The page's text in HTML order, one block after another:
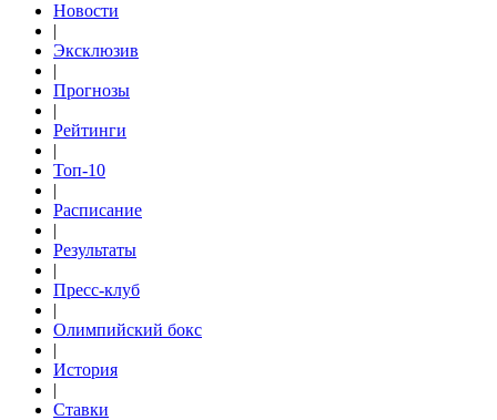
Новости
|
Эксклюзив
|
Прогнозы
|
Рейтинги
|
Топ-10
|
Расписание
|
Результаты
|
Пресс-клуб
|
Олимпийский бокс
|
История
|
Ставки